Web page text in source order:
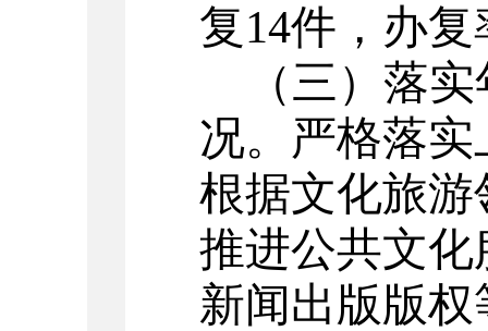
复14件， 办复
（三） 落实
况。 严格落
根据文化旅
推进公共文
新闻出版版